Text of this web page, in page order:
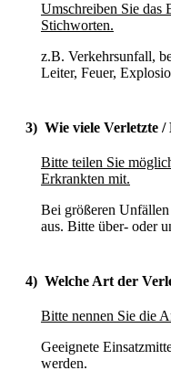
Umschreiben Sie das
Stichworten.
z.B. Verkehrsunfall,
Leiter, Feuer,
3) Wie viele Verletzte
Bitte teilen Sie
Erkrankten mit.
Bei größeren
aus. Bitte über- oder
4) Welche Art der
Bitte nennen Sie die
Geeignete
werden.